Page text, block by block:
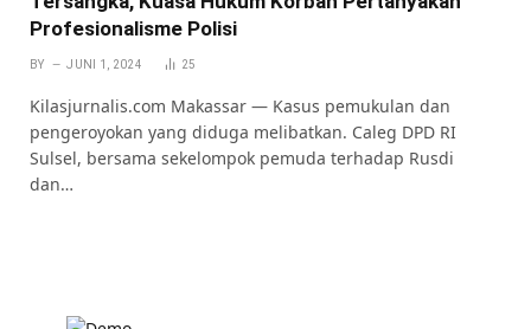
Profesionalisme Polisi
BY JUNI 1, 2024 25
Kilasjurnalis.com Makassar — Kasus pemukulan dan
pengeroyokan yang diduga melibatkan. Caleg DPD RI
Sulsel, bersama sekelompok pemuda terhadap Rusdi
dan…